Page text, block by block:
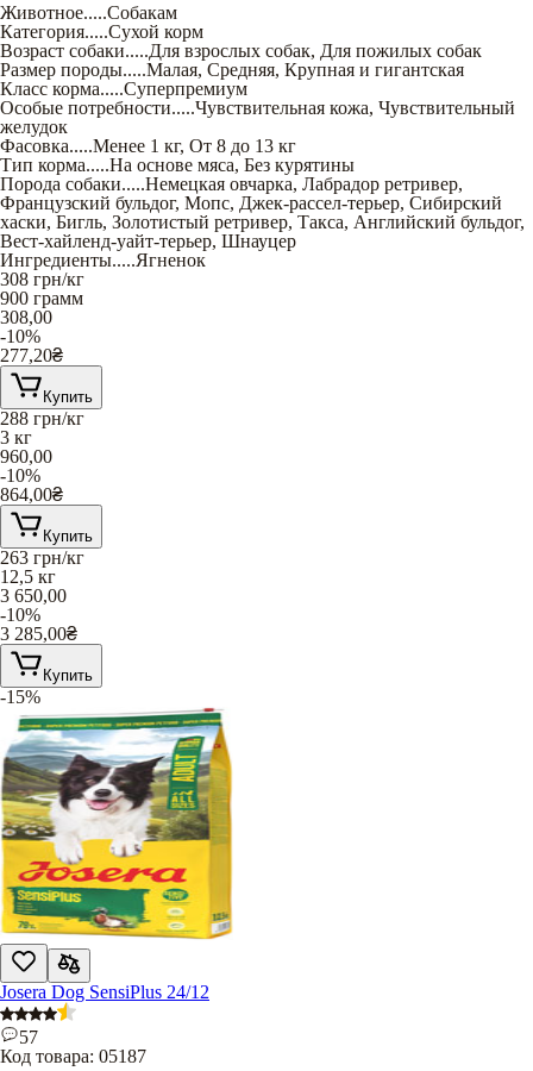
Животное.....Собакам
Категория.....Сухой корм
Возраст собаки.....Для взрослых собак, Для пожилых собак
Размер породы.....Малая, Средняя, Крупная и гигантская
Класс корма.....Суперпремиум
Особые потребности.....Чувствительная кожа, Чувствительный
желудок
Фасовка.....Менее 1 кг, От 8 до 13 кг
Тип корма.....На основе мяса, Без курятины
Порода собаки.....Немецкая овчарка, Лабрадор ретривер,
Французский бульдог, Мопс, Джек-рассел-терьер, Сибирский
хаски, Бигль, Золотистый ретривер, Такса, Английский бульдог,
Вест-хайленд-уайт-терьер, Шнауцер
Ингредиенты.....Ягненок
308 грн/кг
900 грамм
308,00
-10%
277,20₴
Купить
288 грн/кг
3 кг
960,00
-10%
864,00₴
Купить
263 грн/кг
12,5 кг
3 650,00
-10%
3 285,00₴
Купить
-15%
Josera Dog SensiPlus 24/12
57
Код товара: 05187